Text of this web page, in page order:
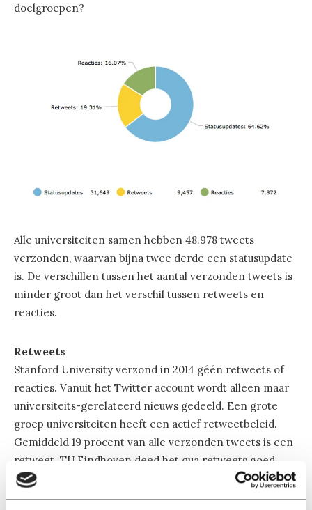
doelgroepen?
Alle universiteiten samen hebben 48.978 tweets
verzonden, waarvan bijna twee derde een statusupdate
is. De verschillen tussen het aantal verzonden tweets is
minder groot dan het verschil tussen retweets en
reacties.
Retweets
Stanford University verzond in 2014 géén retweets of
reacties. Vanuit het Twitter account wordt alleen maar
universiteits-gerelateerd nieuws gedeeld. Een grote
groep universiteiten heeft een actief retweetbeleid.
Gemiddeld 19 procent van alle verzonden tweets is een
retweet. TU Eindhoven deed het qua retweets goed.